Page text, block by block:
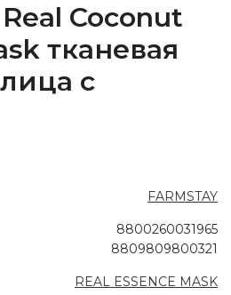
Real Coconut
тканевая
с
FARMSTAY
8800260031965
8809809800321
REAL ESSENCE MASK